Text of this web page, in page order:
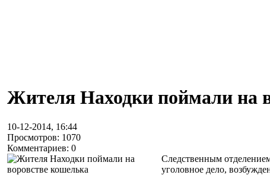
Жителя Находки поймали на
10-12-2014, 16:44
Просмотров: 1070
Комментариев: 0
Следственным
уголовное дело,